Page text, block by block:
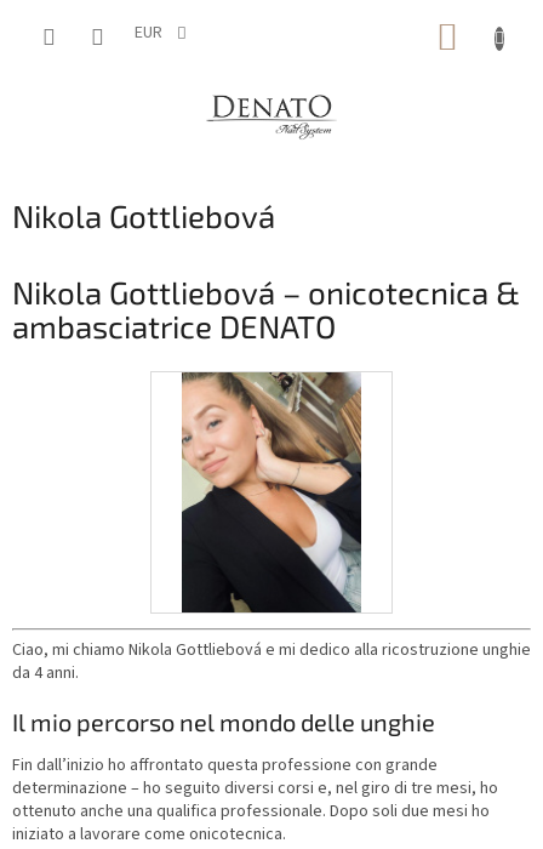
EUR
Nikola Gottliebová
Nikola Gottliebová – onicotecnica &
ambasciatrice DENATO
Ciao, mi chiamo Nikola Gottliebová e mi dedico alla ricostruzione unghie
da 4 anni.
Il mio percorso nel mondo delle unghie
Fin dall’inizio ho affrontato questa professione con grande
determinazione – ho seguito diversi corsi e, nel giro di tre mesi, ho
ottenuto anche una qualifica professionale. Dopo soli due mesi ho
iniziato a lavorare come onicotecnica.